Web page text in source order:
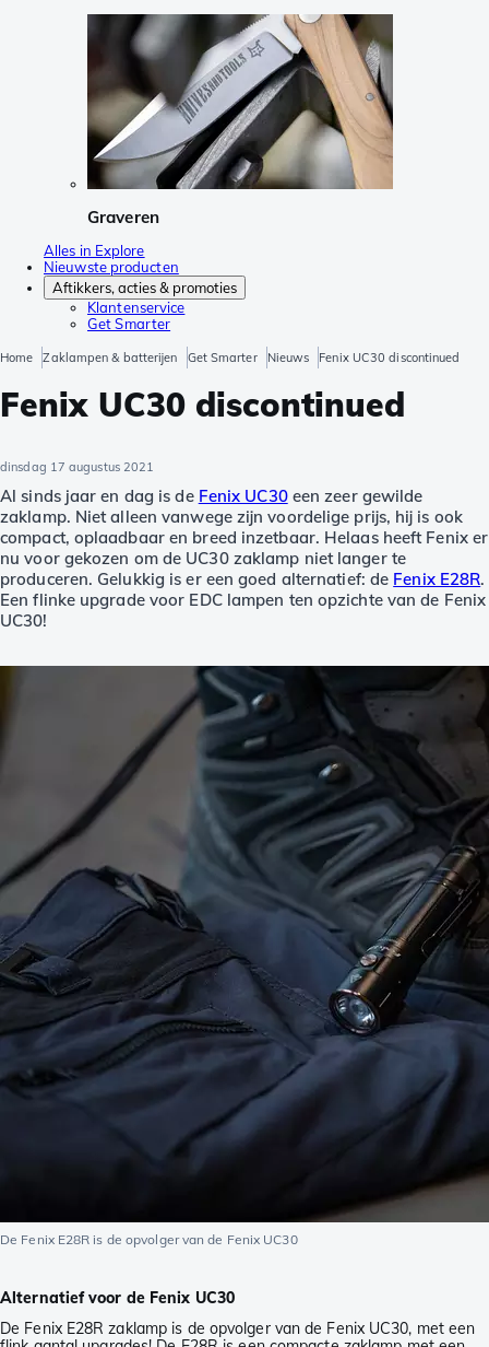
Graveren
Alles in Explore
Nieuwste producten
Aftikkers, acties & promoties
Klantenservice
Get Smarter
Home Zaklampen & batterijen Get Smarter Nieuws Fenix UC30 discontinued
Fenix UC30 discontinued
dinsdag 17 augustus 2021
Al sinds jaar en dag is de Fenix UC30een zeer gewilde
zaklamp. Niet alleen vanwege zijn voordelige prijs, hij is ook
compact, oplaadbaar en breed inzetbaar. Helaas heeft Fenix er
nu voor gekozen om de UC30 zaklamp niet langer te
produceren. Gelukkig is er een goed alternatief: de Fenix E28R.
Een flinke upgrade voor EDC lampen ten opzichte van de Fenix
UC30!
De Fenix E28R is de opvolger van de Fenix UC30
Alternatief voor de Fenix UC30
De Fenix E28R zaklamp is de opvolger van de Fenix UC30, met een